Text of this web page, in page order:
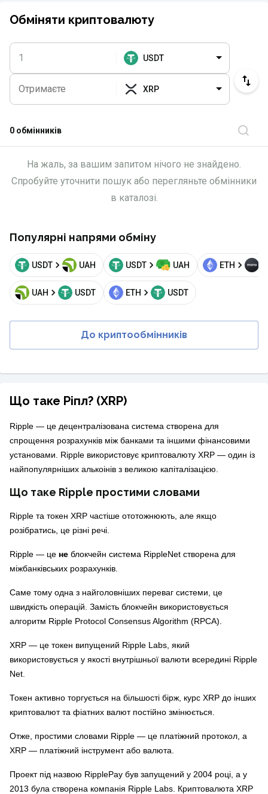
Обміняти криптовалюту
USDT
XRP
0 обмінників
На жаль, за вашим запитом нічого не знайдено.
Спробуйте уточнити пошук або перегляньте обмінники
в каталозі.
Популярні напрями обміну
USDT UAH USDT UAH ETH
UAH USDT ETH USDT
До криптообмінників
Що таке Ріпл? (XRP)
Ripple — це децентралізована система створена для
спрощення розрахунків між банками та іншими фінансовими
установами. Ripple використовує криптовалюту XRP — один із
найпопулярніших алькоінів з великою капіталізацією.
Що таке Ripple простими словами
Ripple та токен XRP частіше ототожнюють, але якщо
розібратись, це різні речі.
Ripple — це не блокчейн система RippleNet створена для
міжбанківських розрахунків.
Саме тому одна з найголовніших переваг системи, це
швидкість операцій. Замість блокчейн використовується
алгоритм Ripple Protocol Consensus Algorithm (RPCA).
XRP — це токен випущений Ripple Labs, який
використовується у якості внутрішньої валюти всередині Ripple
Net.
Токен активно торгується на більшості бірж, курс XRP до інших
криптовалют та фіатних валют постійно змінюється.
Отже, простими словами Ripple — це платіжний протокол, а
XRP — платіжний інструмент або валюта.
Проект під назвою RipplePay був запущений у 2004 році, а у
2013 була створена компанія Ripple Labs. Криптовалюта XRP